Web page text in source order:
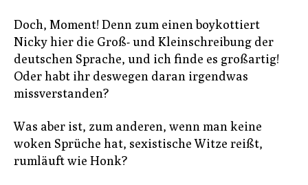
Doch, Moment! Denn zum einen boykottiert
Nicky hier die Groß- und Kleinschreibung der
deutschen Sprache, und ich finde es großartig!
Oder habt ihr deswegen daran irgendwas
missverstanden?
Was aber ist, zum anderen, wenn man keine
woken Sprüche hat, sexistische Witze reißt,
rumläuft wie Honk?